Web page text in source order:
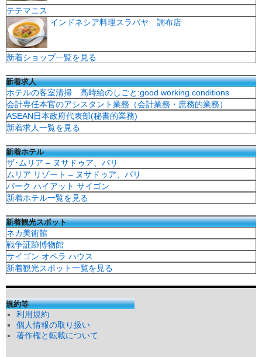
テテマニス
インドネシア料理スラバヤ 調布店
新着ショップ一覧を見る
新着求人
ホテルの客室清掃 高時給のしごと:good working conditions
会計専任本官のアシスタント業務（会計業務・庶務的業務）
ASEAN日本政府代表部(秘書的業務)
新着求人一覧を見る
新着ホテル
ザ･ムリア – ヌサドゥア、バリ
ムリア リゾート – ヌサドゥア、バリ
パーク ハイアット サイゴン
新着ホテル一覧を見る
新着観光スポット
ネカ美術館
戦争証跡博物館
サイゴン オペラ ハウス
新着観光スポット一覧を見る
規約等
利用規約
個人情報の取り扱い
著作権と転載について